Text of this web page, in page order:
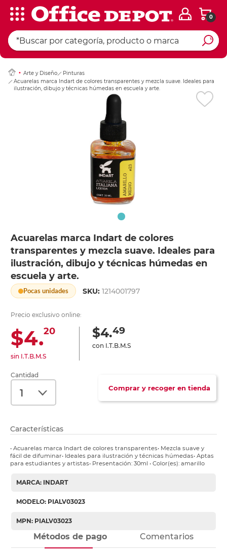
0
Arte y Diseño
Pinturas
Acuarelas marca Indart de colores transparentes y mezcla suave. Ideales para
ilustración, dibujo y técnicas húmedas en escuela y arte.
Acuarelas marca Indart de colores
transparentes y mezcla suave. Ideales para
ilustración, dibujo y técnicas húmedas en
escuela y arte.
Pocas unidades SKU:1214001797
Precio exclusivo online:
$4.20
sin I.T.B.M.S
$4.49
con I.T.B.M.S
Cantidad
Comprar y recoger en tienda
Ingresar Codigo
Características
• Acuarelas marca Indart de colores transparentes• Mezcla suave y
fácil de difuminar• Ideales para ilustración y técnicas húmedas• Aptas
para estudiantes y artistas• Presentación: 30ml • Color(es): amarillo
MARCA: INDART
MODELO: PIALV03023
MPN: PIALV03023
Métodos de pago Comentarios